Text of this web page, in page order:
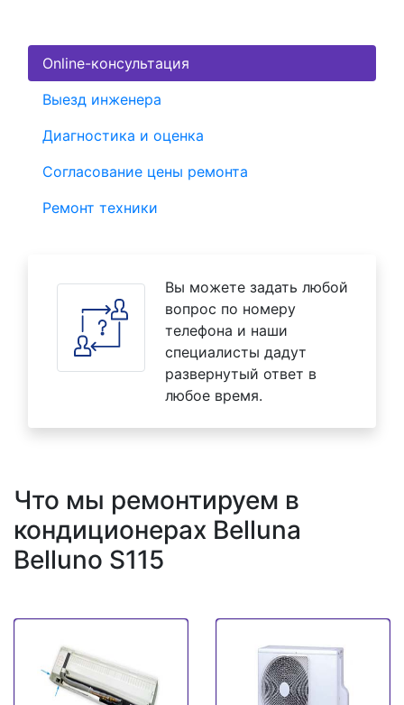
Online-консультация
Выезд инженера
Диагностика и оценка
Согласование цены ремонта
Ремонт техники
Вы можете задать любой
вопрос по номеру
телефона и наши
специалисты дадут
развернутый ответ в
любое время.
Что мы ремонтируем в
кондиционерах Belluna
Belluno S115